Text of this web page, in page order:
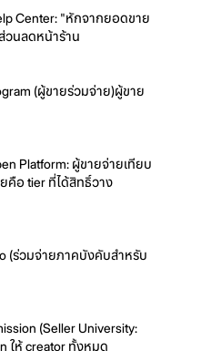
Center: "หักจากยอดขาย
วนลดหน้าร้าน
(ผู้ขายร่วมจ่าย)ผู้ขาย
Platform: ผู้ขายจ่ายเทียบ
คือ tier ที่ได้สิทธิ์วาง
(ร่วมจ่ายภาคบังคับสำหรับ
(Seller University:
ให้ creator ทั้งหมด